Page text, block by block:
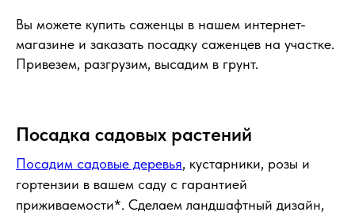
Вы можете купить саженцы в нашем интернет-
магазине и заказать посадку саженцев на участке.
Привезем, разгрузим, высадим в грунт.
Посадка садовых растений
Посадим садовые деревья, кустарники, розы и
гортензии в вашем саду с гарантией
приживаемости*. Сделаем ландшафтный дизайн,